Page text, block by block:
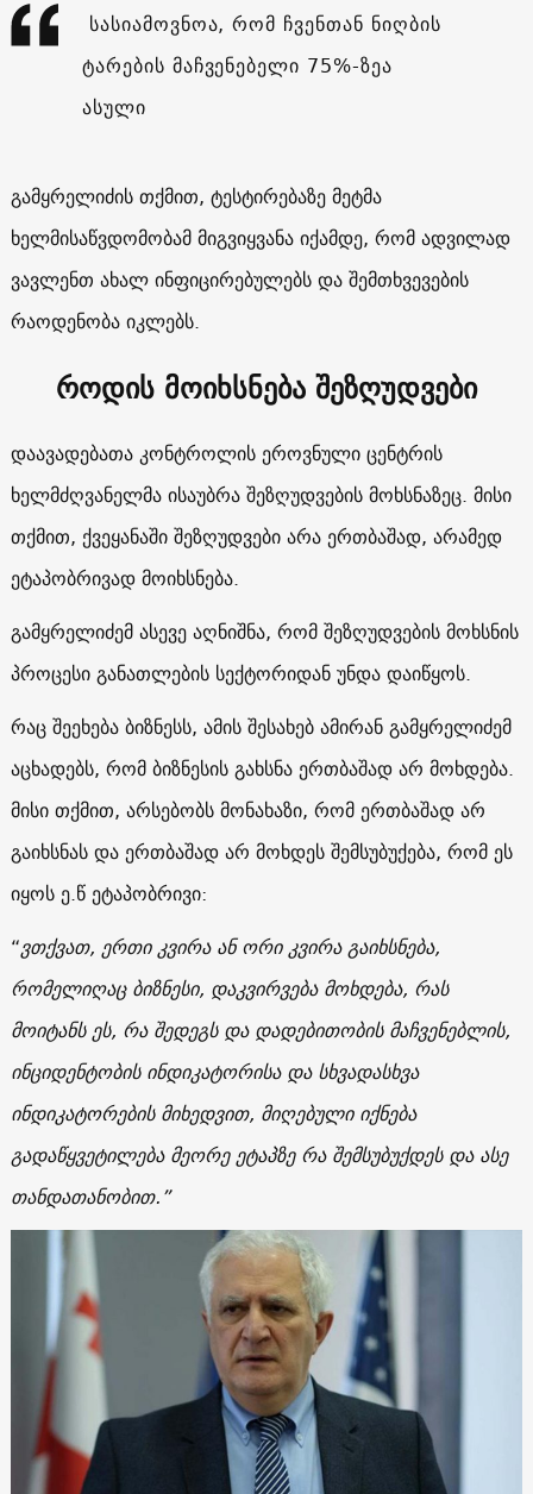
სასიამოვნოა, რომ ჩვენთან ნიღბის
ტარების მაჩვენებელი 75%-ზეა
ასული
გამყრელიძის თქმით, ტესტირებაზე მეტმა
ხელმისაწვდომობამ მიგვიყვანა იქამდე, რომ ადვილად
ვავლენთ ახალ ინფიცირებულებს და შემთხვევების
რაოდენობა იკლებს.
როდის მოიხსნება შეზღუდვები
დაავადებათა კონტროლის ეროვნული ცენტრის
ხელმძღვანელმა ისაუბრა შეზღუდვების მოხსნაზეც. მისი
თქმით, ქვეყანაში შეზღუდვები არა ერთბაშად, არამედ
ეტაპობრივად მოიხსნება.
გამყრელიძემ ასევე აღნიშნა, რომ შეზღუდვების მოხსნის
პროცესი განათლების სექტორიდან უნდა დაიწყოს.
რაც შეეხება ბიზნესს, ამის შესახებ ამირან გამყრელიძემ
აცხადებს, რომ ბიზნესის გახსნა ერთბაშად არ მოხდება.
მისი თქმით, არსებობს მონახაზი, რომ ერთბაშად არ
გაიხსნას და ერთბაშად არ მოხდეს შემსუბუქება, რომ ეს
იყოს ე.წ ეტაპობრივი:
“ვთქვათ, ერთი კვირა ან ორი კვირა გაიხსნება,
რომელიღაც ბიზნესი, დაკვირვება მოხდება, რას
მოიტანს ეს, რა შედეგს და დადებითობის მაჩვენებლის,
ინციდენტობის ინდიკატორისა და სხვადასხვა
ინდიკატორების მიხედვით, მიღებული იქნება
გადაწყვეტილება მეორე ეტაპზე რა შემსუბუქდეს და ასე
თანდათანობით.”